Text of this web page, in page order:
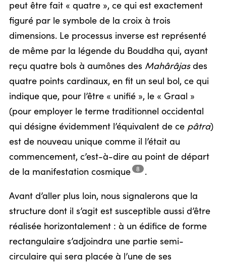
peut être fait « quatre », ce qui est exactement
figuré par le symbole de la croix à trois
dimensions. Le processus inverse est représenté
de même par la légende du Bouddha qui, ayant
reçu quatre bols à aumônes des Mahârâjasdes
quatre points cardinaux, en fit un seul bol, ce qui
indique que, pour l’être « unifié », le « Graal »
(pour employer le terme traditionnel occidental
qui désigne évidemment l’équivalent de ce pâtra)
est de nouveau unique comme il l’était au
commencement, c’est-à-dire au point de départ
de la manifestation cosmique 8 .
Avant d’aller plus loin, nous signalerons que la
structure dont il s’agit est susceptible aussi d’être
réalisée horizontalement : à un édifice de forme
rectangulaire s’adjoindra une partie semi-
circulaire qui sera placée à l’une de ses